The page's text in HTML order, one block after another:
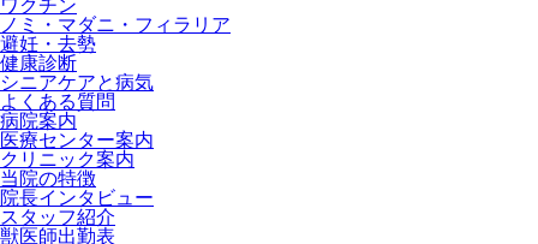
ワクチン
ノミ・マダニ・フィラリア
避妊・去勢
健康診断
シニアケアと病気
よくある質問
病院案内
医療センター案内
クリニック案内
当院の特徴
院長インタビュー
スタッフ紹介
獣医師出勤表